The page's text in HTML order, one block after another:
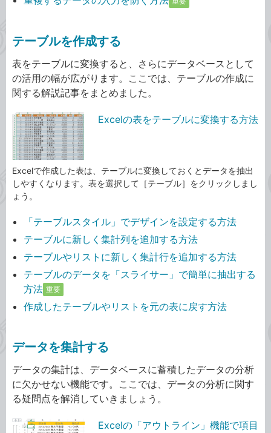
テーブルを作成する
表をテーブルに変換すると、さらにデータベースとして
の活用の幅が広がります。ここでは、テーブルの作成に
関する解説記事をまとめました。
Excelの表をテーブルに変換する方法
Excelで作成した表は、テーブルに変換しておくとデータを抽出
しやすくなります。表を選択して［テーブル］をクリックしまし
ょう。
「テーブルスタイル」でデザインを設定する方法
テーブルに新しく集計列を追加する方法
テーブルやリストに新しく集計行を追加する方法
テーブルのデータを「スライサー」で簡単に抽出する
方法 重要
作成したテーブルやリストを元の表に戻す方法
データを集計する
データの集計は、データベースに蓄積したデータの分析
に欠かせない機能です。ここでは、データの分析に関す
る疑問点を解消していきましょう。
Excelの「アウトライン」機能で項目